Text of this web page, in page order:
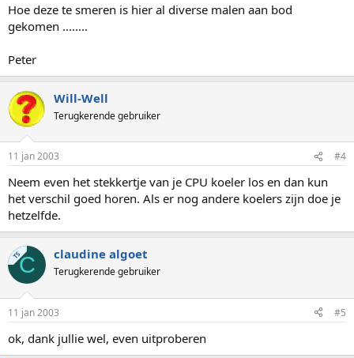
Hoe deze te smeren is hier al diverse malen aan bod
gekomen ........
Peter
Will-Well
Terugkerende gebruiker
11 jan 2003 #4
Neem even het stekkertje van je CPU koeler los en dan kun
het verschil goed horen. Als er nog andere koelers zijn doe je
hetzelfde.
TSC claudine algoet
Terugkerende gebruiker
11 jan 2003 #5
ok, dank jullie wel, even uitproberen